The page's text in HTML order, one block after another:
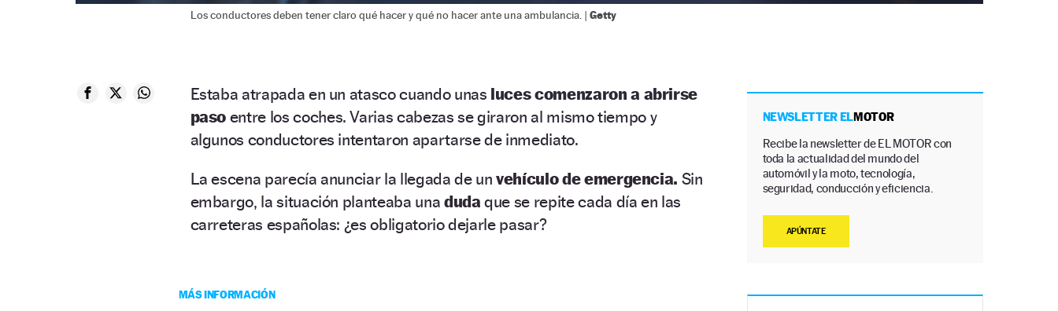
Los conductores deben tener claro qué hacer y qué no hacer ante una ambulancia. | Getty
Estaba atrapada en un atasco cuando unas luces comenzaron a abrirse
paso entre los coches. Varias cabezas se giraron al mismo tiempo y
algunos conductores intentaron apartarse de inmediato.
La escena parecía anunciar la llegada de unvehículo de emergencia. Sin
embargo, la situación planteaba una duda que se repite cada día en las
carreteras españolas: ¿es obligatorio dejarle pasar?
MÁS INFORMACIÓN
NEWSLETTER ELMOTOR
Recibe la newsletter de EL MOTOR con
toda la actualidad del mundo del
automóvil y la moto, tecnología,
seguridad, conducción y eficiencia.
APÚNTATE